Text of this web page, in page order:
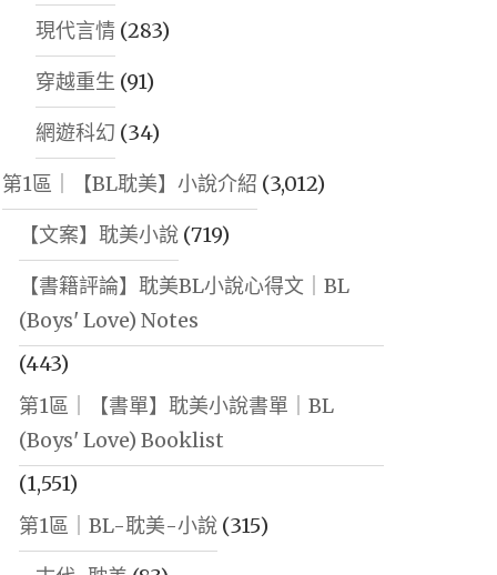
現代言情(283)
穿越重生 (91)
網遊科幻 (34)
第1區｜【BL耽美】小說介紹 (3,012)
【文案】耽美小說(719)
【書籍評論】耽美BL小說心得文｜BL
(Boys' Love) Notes
(443)
第1區｜【書單】耽美小說書單｜BL
(Boys' Love) Booklist
(1,551)
第1區｜BL-耽美-小說(315)